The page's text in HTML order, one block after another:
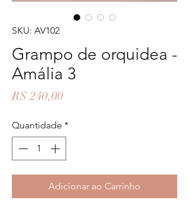
SKU: AV102
Grampo de orquidea -
Amália 3
R$ 240,00Preço
Quantidade *
Adicionar ao Carrinho